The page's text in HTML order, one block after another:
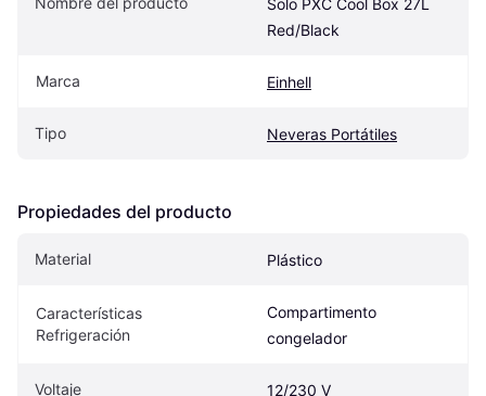
Red/Black
Marca Einhell
Tipo Neveras Portátiles
Propiedades del producto
Material Plástico
Características
Refrigeración
Compartimento
congelador
Voltaje 12/230 V